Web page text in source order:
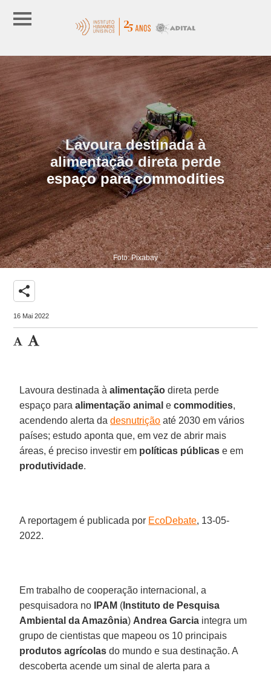
Lavoura destinada à
alimentação direta perde
espaço para commodities
Foto: Pixabay
share
16 Mai 2022
Lavoura destinada àalimentação direta perde
espaço paraalimentação animal ecommodities,
acendendo alerta dadesnutrição até 2030 em vários
países; estudo aponta que, em vez de abrir mais
áreas, é preciso investir em políticas públicas e em
produtividade.
A reportagem é publicada por EcoDebate, 13-05-
2022.
Em trabalho de cooperação internacional, a
pesquisadora no
IPAM ( Instituto de Pesquisa
Ambiental da Amazônia) Andrea Garcia integra um
grupo de cientistas que mapeou os 10 principais
produtos agrícolas do mundo e sua destinação. A
descoberta acende um sinal de alerta para a